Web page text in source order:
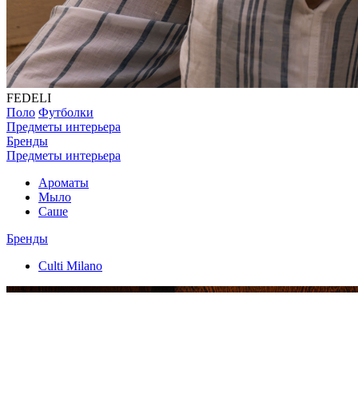
FEDELI
Поло Футболки
Предметы интерьера
Бренды
Предметы интерьера
Ароматы
Мыло
Саше
Бренды
Culti Milano